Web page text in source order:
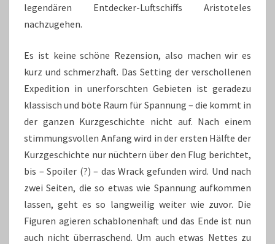
legendären Entdecker-Luftschiffs Aristoteles
nachzugehen.
Es ist keine schöne Rezension, also machen wir es
kurz und schmerzhaft. Das Setting der verschollenen
Expedition in unerforschten Gebieten ist geradezu
klassisch und böte Raum für Spannung – die kommt in
der ganzen Kurzgeschichte nicht auf. Nach einem
stimmungsvollen Anfang wird in der ersten Hälfte der
Kurzgeschichte nur nüchtern über den Flug berichtet,
bis – Spoiler (?) – das Wrack gefunden wird. Und nach
zwei Seiten, die so etwas wie Spannung aufkommen
lassen, geht es so langweilig weiter wie zuvor. Die
Figuren agieren schablonenhaft und das Ende ist nun
auch nicht überraschend. Um auch etwas Nettes zu